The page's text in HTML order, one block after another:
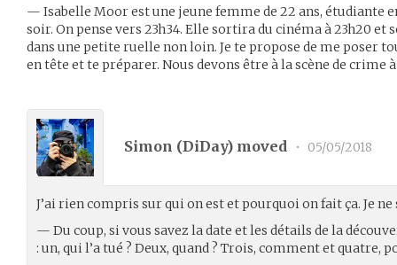
— Isabelle Moor est une jeune femme de 22 ans, étudiante
soir. On pense vers 23h34. Elle sortira du cinéma à 23h20
dans une petite ruelle non loin. Je te propose de me poser
en tête et te préparer. Nous devons être à la scène de crime
Simon (DiDay) moved • 05/05/2018
J’ai rien compris sur qui on est et pourquoi on fait ça. Je ne
— Du coup, si vous savez la date et les détails de la
: un, qui l’a tué ? Deux, quand ? Trois, comment et quatre,